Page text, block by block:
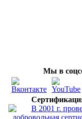
Мы в